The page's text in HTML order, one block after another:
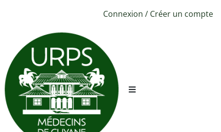
Connexion / Créer un compte